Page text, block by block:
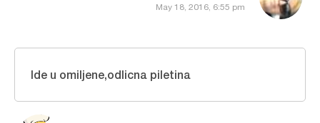
May 18, 2016, 6:55 pm
Ide u omiljene,odlicna piletina